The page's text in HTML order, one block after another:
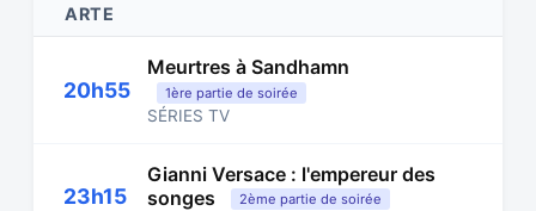
ARTE
20h55
Meurtres à Sandhamn
1ère partie de soirée
SÉRIES TV
23h15
Gianni Versace : l'empereur des
songes
2ème partie de soirée